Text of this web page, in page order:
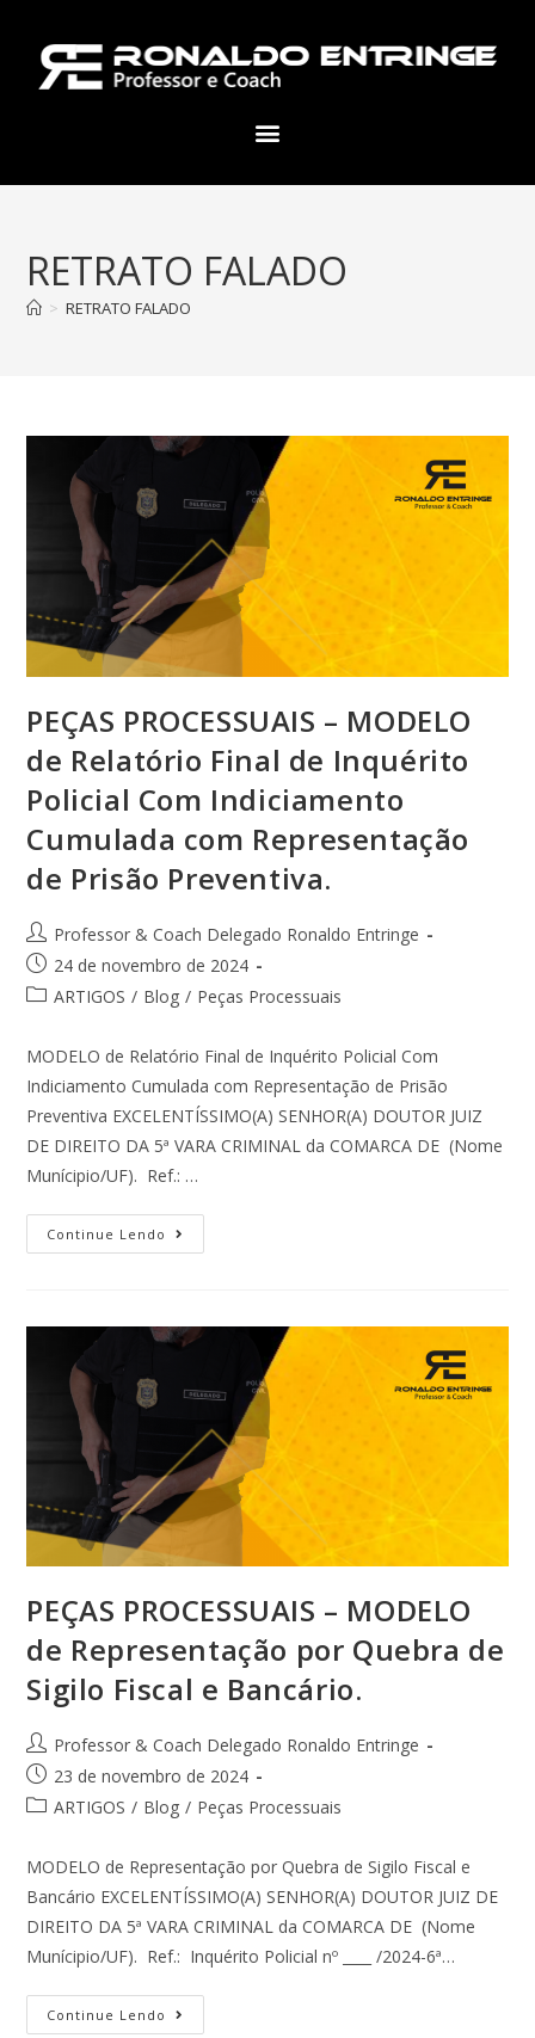
RETRATO FALADO
> RETRATO FALADO
PEÇAS PROCESSUAIS – MODELO
de Relatório Final de Inquérito
Policial Com Indiciamento
Cumulada com Representação
de Prisão Preventiva.
Professor & Coach Delegado Ronaldo Entringe
24 de novembro de 2024
ARTIGOS / Blog / Peças Processuais
MODELO de Relatório Final de Inquérito Policial Com
Indiciamento Cumulada com Representação de Prisão
Preventiva EXCELENTÍSSIMO(A) SENHOR(A) DOUTOR JUIZ
DE DIREITO DA 5ª VARA CRIMINAL da COMARCA DE (Nome
Munícipio/UF). Ref.: …
Continue Lendo
PEÇAS PROCESSUAIS – MODELO
de Representação por Quebra de
Sigilo Fiscal e Bancário.
Professor & Coach Delegado Ronaldo Entringe
23 de novembro de 2024
ARTIGOS / Blog / Peças Processuais
MODELO de Representação por Quebra de Sigilo Fiscal e
Bancário EXCELENTÍSSIMO(A) SENHOR(A) DOUTOR JUIZ DE
DIREITO DA 5ª VARA CRIMINAL da COMARCA DE (Nome
Munícipio/UF). Ref.: Inquérito Policial nº ____ /2024-6ª…
Continue Lendo